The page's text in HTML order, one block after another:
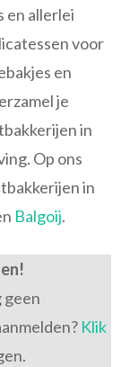
en allerlei
voor
en
je
in
Op ons
in
Balgoij.
geen
Klik